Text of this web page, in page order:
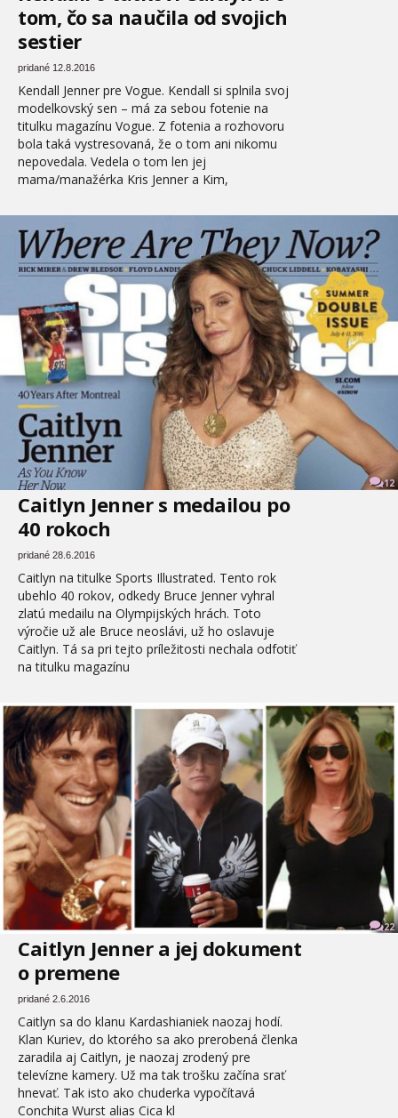
tom, čo sa naučila od svojich
sestier
pridané 12.8.2016
Kendall Jenner pre Vogue. Kendall si splnila svoj
modelkovský sen – má za sebou fotenie na
titulku magazínu Vogue. Z fotenia a rozhovoru
bola taká vystresovaná, že o tom ani nikomu
nepovedala. Vedela o tom len jej
mama/manažérka Kris Jenner a Kim,
12
Caitlyn Jenner s medailou po
40 rokoch
pridané 28.6.2016
Caitlyn na titulke Sports Illustrated. Tento rok
ubehlo 40 rokov, odkedy Bruce Jenner vyhral
zlatú medailu na Olympijských hrách. Toto
výročie už ale Bruce neoslávi, už ho oslavuje
Caitlyn. Tá sa pri tejto príležitosti nechala odfotiť
na titulku magazínu
22
Caitlyn Jenner a jej dokument
o premene
pridané 2.6.2016
Caitlyn sa do klanu Kardashianiek naozaj hodí.
Klan Kuriev, do ktorého sa ako prerobená členka
zaradila aj Caitlyn, je naozaj zrodený pre
televízne kamery. Už ma tak trošku začína srať
hnevať. Tak isto ako chuderka vypočítavá
Conchita Wurst alias Cica kl